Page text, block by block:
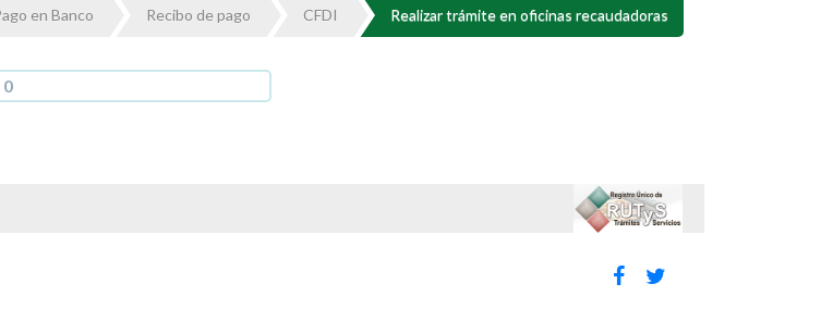
en Banco Recibo de pago CFDI Realizar trámite en oficinas recaudadoras